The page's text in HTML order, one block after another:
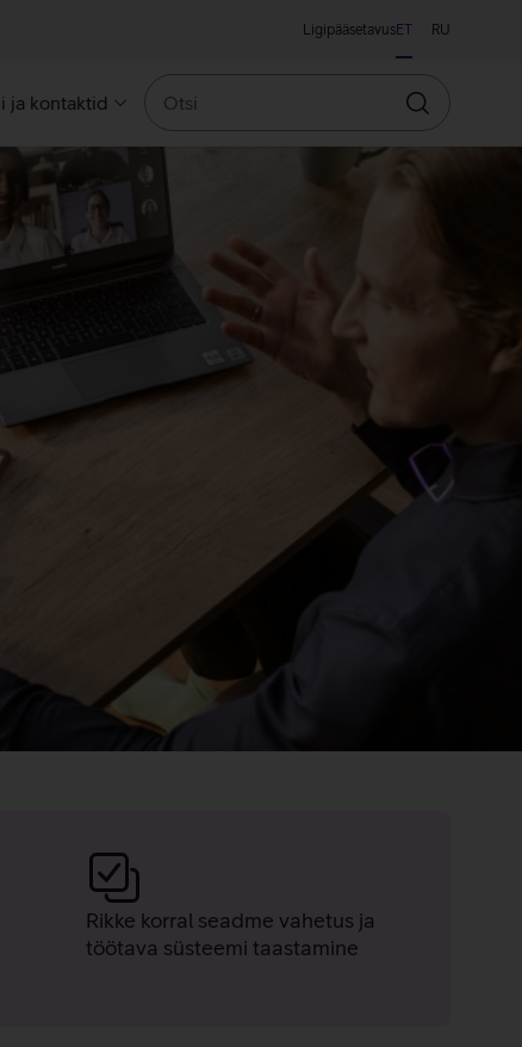
LigipääsetavusET RU
ja kontaktid
Otsin
Rikke korral seadme vahetus ja
töötava süsteemi taastamine